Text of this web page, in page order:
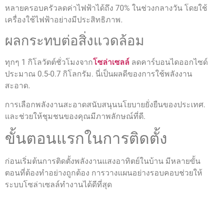
หลายครอบครัวลดค่าไฟฟ้าได้ถึง 70% ในช่วงกลางวัน โดยใช้
เครื่องใช้ไฟฟ้าอย่างมีประสิทธิภาพ.
ผลกระทบต่อสิ่งแวดล้อม
ทุกๆ 1 กิโลวัตต์ชั่วโมงจากโซล่าเซลล์ ลดคาร์บอนไดออกไซด์
ประมาณ 0.5-0.7 กิโลกรัม. นี่เป็นผลดีของการใช้พลังงาน
สะอาด.
การเลือกพลังงานสะอาดสนับสนุนนโยบายยั่งยืนของประเทศ.
และช่วยให้ชุมชนของคุณมีภาพลักษณ์ที่ดี.
ขั้นตอนแรกในการติดตั้ง
ก่อนเริ่มต้นการติดตั้งพลังงานแสงอาทิตย์ในบ้าน มีหลายขั้น
ตอนที่ต้องทำอย่างถูกต้อง การวางแผนอย่างรอบคอบช่วยให้
ระบบโซล่าเซลล์ทำงานได้ดีที่สุด